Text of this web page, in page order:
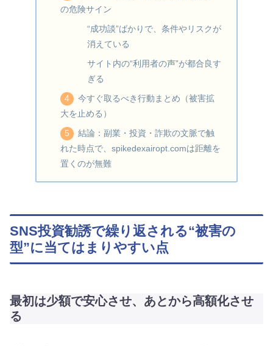
の危険サイン
“成功談”ばかりで、条件やリスクが
消えている
サイト内の“利用者の声”が都合良す
ぎる
今すぐ取るべき行動まとめ（被害拡
大を止める）
結論：副業・投資・詐欺の文脈で触
れた時点で、spikedexairopt.comは距離を
置くのが無難
SNS投資勧誘で繰り返される“被害の
型”に当てはまりやすい点
最初は少額で安心させ、あとから高額化させ
る